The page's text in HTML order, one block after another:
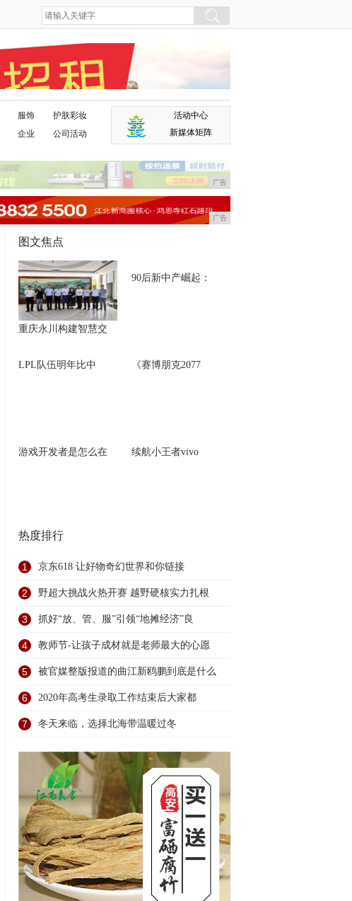
服饰
企业
护肤彩妆
公司活动
活动中心
新媒体矩阵
广告
广告
图文焦点
重庆永川构建智慧交
90后新中产崛起：
LPL队伍明年比中 《赛博朋克2077
游戏开发者是怎么在 续航小王者vivo
热度排行
1 京东618 让好物奇幻世界和你链接
2 野超大挑战火热开赛 越野硬核实力扎根
3 抓好“放、管、服”引领“地摊经济”良
4 教师节-让孩子成材就是老师最大的心愿
5 被官媒整版报道的曲江新鸥鹏到底是什么
6 2020年高考生录取工作结束后大家都
7 冬天来临，选择北海带温暖过冬